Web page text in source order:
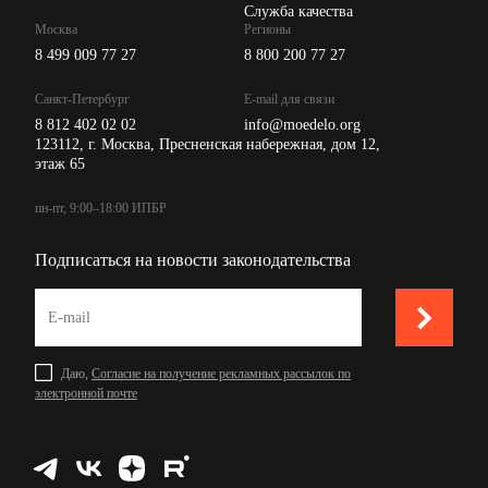
Служба качества
Москва
8 499 009 77 27
Санкт-Петербург
8 812 402 02 02
Регионы
8 800 200 77 27
E-mail для связи
info@moedelo.org
123112, г. Москва, Пресненская набережная, дом 12,
этаж 65
пн-пт, 9:00–18:00 ИПБР
Подписаться на новости законодательства
Даю, Согласие на получение рекламных рассылок по
электронной почте